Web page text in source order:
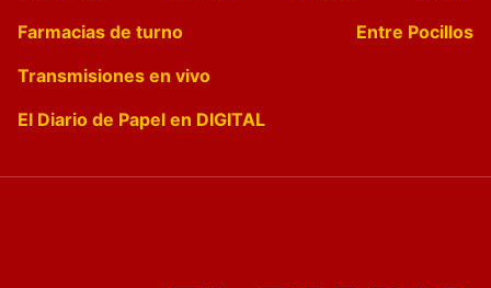
Farmacias de turno
Entre Pocillos
Transmisiones en vivo
El Diario de Papel en DIGITAL